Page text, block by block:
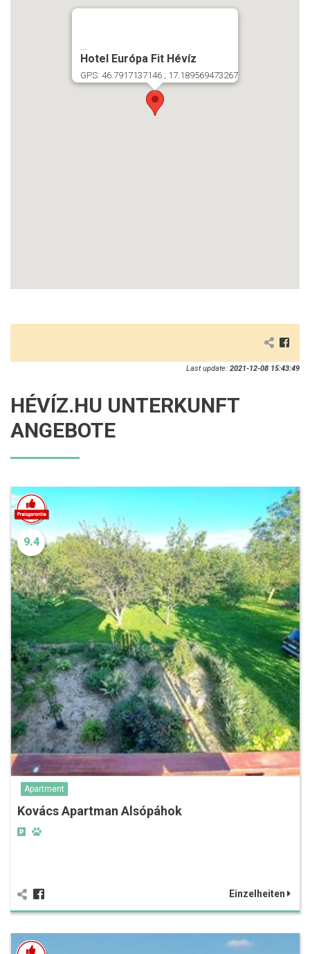
Hotel Európa Fit Hévíz
GPS: 46.7917137146 ; 17.189569473267
Last update: 2021-12-08 15:43:49
HÉVÍZ.HU UNTERKUNFT
ANGEBOTE
9.4
Apartment
Kovács Apartman Alsópáhok
Einzelheiten